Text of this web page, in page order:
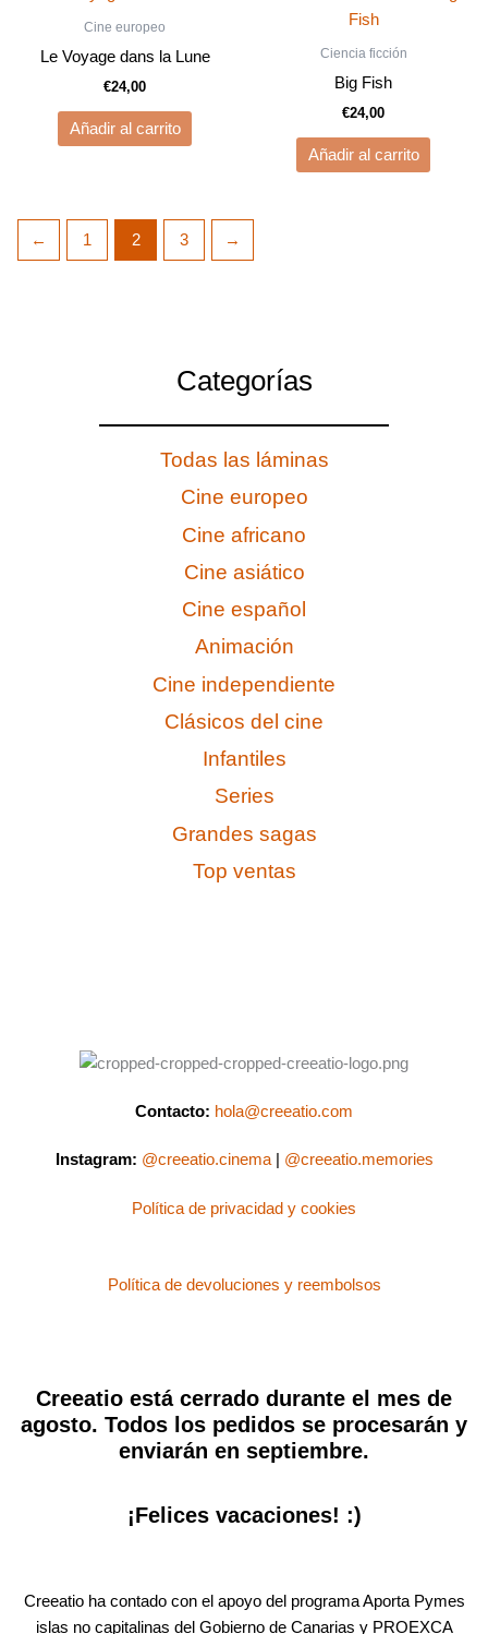
Categorías
Todas las láminas
Cine europeo
Cine africano
Cine asiático
Cine español
Animación
Cine independiente
Clásicos del cine
Infantiles
Series
Grandes sagas
Top ventas
Cine europeo
Le Voyage dans la Lune
€24,00
Añadir al carrito
Ciencia ficción
Big Fish
€24,00
Añadir al carrito
← 1 2 3 →
Contacto: hola@creeatio.com
Instagram: @creeatio.cinema| @creeatio.memories
Política de privacidad y cookies
Política de devoluciones y reembolsos
Creeatio está cerrado durante el mes de
agosto. Todos los pedidos se procesarán y
enviarán en septiembre.
¡Felices vacaciones! :)
Creeatio ha contado con el apoyo del programa Aporta Pymes
islas no capitalinas del Gobierno de Canarias y PROEXCA